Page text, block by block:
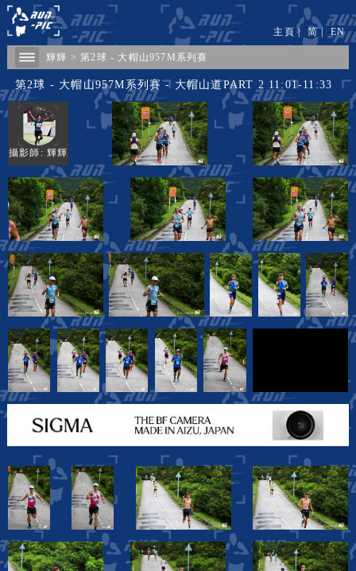
輝輝 >第2球 - 大帽山957M系列賽
主頁 | 简| EN
第2球 - 大帽山957M系列賽 - 大帽山道PART 2 11:01-11:33
攝影師: 輝輝